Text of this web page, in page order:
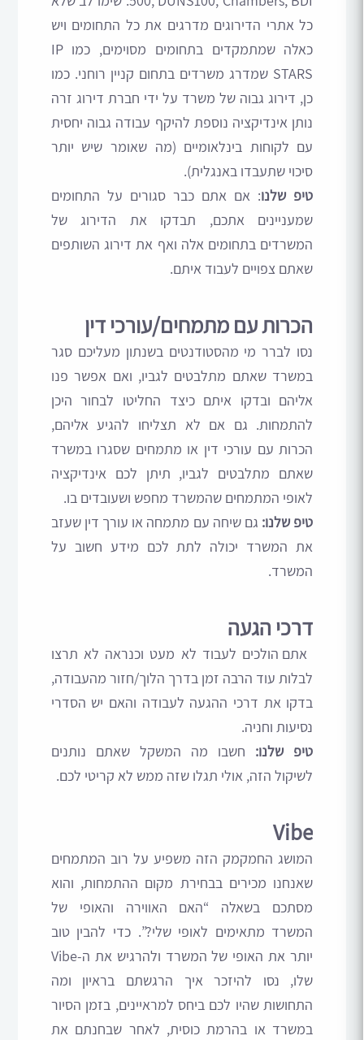
כל אתרי הדירוגים מדרגים את כל התחומים ויש
כאלה שמתמקדים בתחומים מסוימים, כמו IP
STARS שמדרג משרדים בתחום קניין רוחני. כמו
כן, דירוג גבוה של משרד על ידי חברת דירוג זרה
נותן אינדיקציה נוספת להיקף עבודה גבוה יחסית
עם לקוחות בינלאומיים (מה שאומר שיש יותר
סיכוי שתעבדו באנגלית).
טיפ שלנו: אם אתם כבר סגורים על התחומים
שמעניינים אתכם, תבדקו את הדירוג של
המשרדים בתחומים אלה ואף את דירוג השותפים
שאתם צפויים לעבוד איתם.
הכרות עם מתמחים/עורכי דין
נסו לברר מי מהסטודנטים בשנתון מעליכם סגר
במשרד שאתם מתלבטים לגביו, ואם אפשר פנו
אליהם ובדקו איתם כיצד החליטו לבחור היכן
להתמחות. גם אם לא תצליחו להגיע אליהם,
הכרות עם עורכי דין או מתמחים שסגרו במשרד
שאתם מתלבטים לגביו, תיתן לכם אינדיקציה
לאופי המתמחים שהמשרד מחפש ושעובדים בו.
טיפ שלנו:גם שיחה עם מתמחה או עורך דין שעזב
את המשרד יכולה לתת לכם מידע חשוב על
המשרד.
דרכי הגעה
אתם הולכים לעבוד לא מעט וכנראה לא תרצו
לבלות עוד הרבה זמן בדרך הלוך/חזור מהעבודה,
בדקו את דרכי ההגעה לעבודה והאם יש הסדרי
נסיעות וחניה.
טיפ שלנו:חשבו מה המשקל שאתם נותנים
לשיקול הזה, אולי תגלו שזה ממש לא קריטי לכם.
Vibe
המושג החמקמק הזה משפיע על רוב המתמחים
שאנחנו מכירים בבחירת מקום ההתמחות, והוא
מסתכם בשאלה “האם האווירה והאופי של
המשרד מתאימים לאופי שלי?”. כדי להבין טוב
יותר את האופי של המשרד ולהרגיש את ה-Vibe
שלו, נסו להיזכר איך הרגשתם בראיון ומה
התחושות שהיו לכם ביחס למראיינים, בזמן הסיור
במשרד או בהרמת כוסית, לאחר שבחנתם את